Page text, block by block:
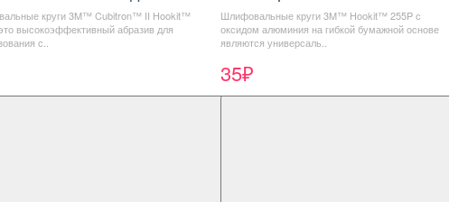
круги 3M™ Cubitron™ II Hookit™
высокоэффективный абразив для
с..
Шлифовальные круги 3M™ Hookit™ 255P с
оксидом алюминия на гибкой бумажной основе
являются универсаль..
35₽